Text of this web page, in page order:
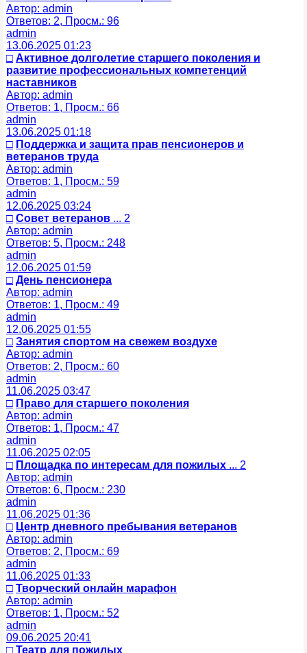
Автор: admin
Ответов: 2, Просм.: 96
admin
13.06.2025 01:23
□ Активное долголетие старшего поколения и
развитие профессиональных компетенций
наставников
Автор: admin
Ответов: 1, Просм.: 66
admin
13.06.2025 01:18
□ Поддержка и защита прав пенсионеров и
ветеранов труда
Автор: admin
Ответов: 1, Просм.: 59
admin
12.06.2025 03:24
□ Совет ветеранов ... 2
Автор: admin
Ответов: 5, Просм.: 248
admin
12.06.2025 01:59
□ День пенсионера
Автор: admin
Ответов: 1, Просм.: 49
admin
12.06.2025 01:55
□ Занятия спортом на свежем воздухе
Автор: admin
Ответов: 2, Просм.: 60
admin
11.06.2025 03:47
□ Право для старшего поколения
Автор: admin
Ответов: 1, Просм.: 47
admin
11.06.2025 02:05
□ Площадка по интересам для пожилых ... 2
Автор: admin
Ответов: 6, Просм.: 230
admin
11.06.2025 01:36
□ Центр дневного пребывания ветеранов
Автор: admin
Ответов: 2, Просм.: 69
admin
11.06.2025 01:33
□ Творческий онлайн марафон
Автор: admin
Ответов: 1, Просм.: 52
admin
09.06.2025 20:41
□ Театр для пожилых